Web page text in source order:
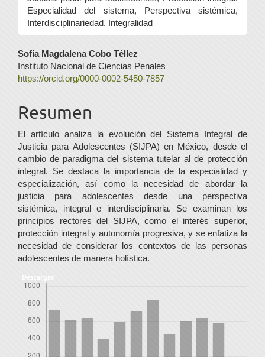
Especialidad del sistema, Perspectiva sistémica,
Interdisciplinariedad, Integralidad
Contenido
principal
artículo
Sofía Magdalena Cobo Téllez
Instituto Nacional de Ciencias Penales
https://orcid.org/0000-0002-5450-7857
Resumen
El artículo analiza la evolución del Sistema Integral de
Justicia para Adolescentes (SIJPA) en México, desde el
cambio de paradigma del sistema tutelar al de protección
integral. Se destaca la importancia de la especialidad y
especialización, así como la necesidad de abordar la
justicia para adolescentes desde una perspectiva
sistémica, integral e interdisciplinaria. Se examinan los
principios rectores del SIJPA, como el interés superior,
protección integral y autonomía progresiva, y se enfatiza la
necesidad de considerar los contextos de las personas
adolescentes de manera holística.
Descargas